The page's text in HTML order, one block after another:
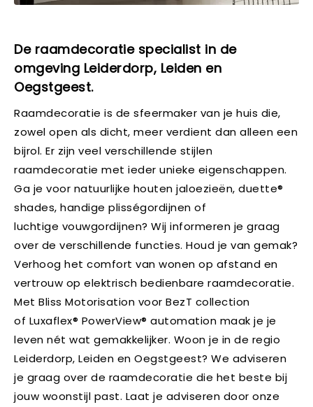
De raamdecoratie specialist in de
omgeving Leiderdorp, Leiden en
Oegstgeest.
Raamdecoratie is de sfeermaker van je huis die,
zowel open als dicht, meer verdient dan alleen een
bijrol. Er zijn veel verschillende stijlen
raamdecoratie met ieder unieke eigenschappen.
Ga je voor natuurlijke houten jaloezieën, duette®
shades, handige plisségordijnen of
luchtige vouwgordijnen? Wij informeren je graag
over de verschillende functies. Houd je van gemak?
Verhoog het comfort van wonen op afstand en
vertrouw op elektrisch bedienbare raamdecoratie.
Met Bliss Motorisation voor BezT collection
of Luxaflex® PowerView® automation maak je je
leven nét wat gemakkelijker. Woon je in de regio
Leiderdorp, Leiden en Oegstgeest? We adviseren
je graag over de raamdecoratie die het beste bij
jouw woonstijl past. Laat je adviseren door onze